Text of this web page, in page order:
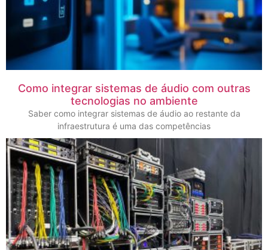
Como integrar sistemas de áudio com outras
tecnologias no ambiente
Saber como integrar sistemas de áudio ao restante da
infraestrutura é uma das competências